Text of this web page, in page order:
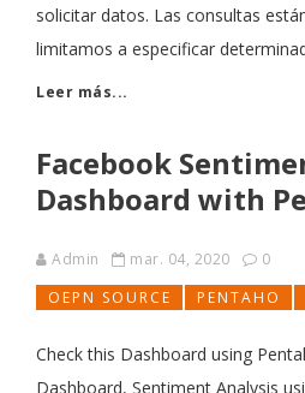
solicitar datos. Las consultas
limitamos a especificar
Leer más...
Facebook
Dashboard with
Admin mar. 04, 2020
0
OEPN SOURCE
PENTAHO
Check this Dashboard using
Dashboard, Sentiment Analysis